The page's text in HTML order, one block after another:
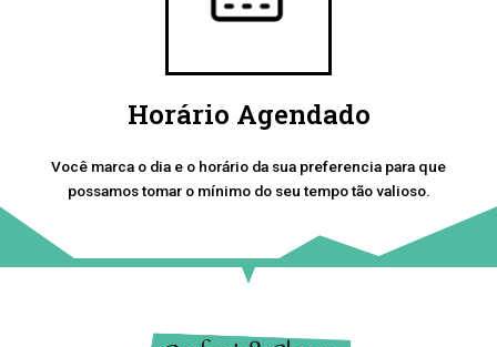
Horário Agendado
Você marca o dia e o horário da sua preferencia para que
possamos tomar o mínimo do seu tempo tão valioso.